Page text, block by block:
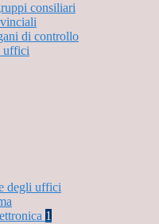
consiliari
di controllo
uffici
degli uffici
1